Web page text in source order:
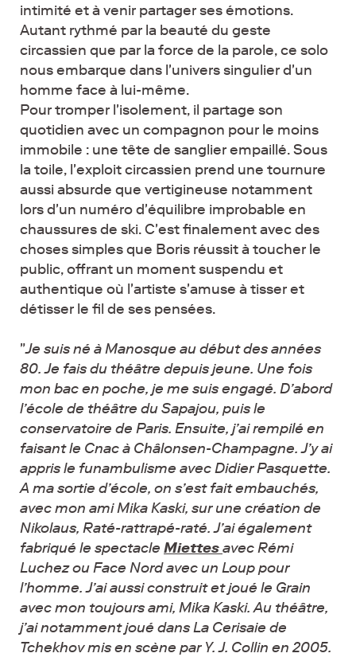
intimité et à venir partager ses émotions.
Autant rythmé par la beauté du geste
circassien que par la force de la parole, ce solo
nous embarque dans l'univers singulier d'un
homme face à lui-même.
Pour tromper l'isolement, il partage son
quotidien avec un compagnon pour le moins
immobile : une tête de sanglier empaillé. Sous
la toile, l'exploit circassien prend une tournure
aussi absurde que vertigineuse notamment
lors d'un numéro d'équilibre improbable en
chaussures de ski. C'est finalement avec des
choses simples que Boris réussit à toucher le
public, offrant un moment suspendu et
authentique où l'artiste s'amuse à tisser et
détisser le fil de ses pensées.
"Je suis né à Manosque au début des années
80. Je fais du théâtre depuis jeune. Une fois
mon bac en poche, je me suis engagé. D’abord
l’école de théâtre du Sapajou, puis le
conservatoire de Paris. Ensuite, j’ai rempilé en
faisant le Cnac à Châlonsen-Champagne. J’y ai
appris le funambulisme avec Didier Pasquette.
A ma sortie d’école, on s’est fait embauchés,
avec mon ami Mika Kaski, sur une création de
Nikolaus, Raté-rattrapé-raté. J’ai également
fabriqué le spectacle Miettesavec Rémi
Luchez ou Face Nord avec un Loup pour
l’homme. J’ai aussi construit et joué le Grain
avec mon toujours ami, Mika Kaski. Au théâtre,
j’ai notamment joué dans La Cerisaie de
Tchekhov mis en scène par Y. J. Collin en 2005.